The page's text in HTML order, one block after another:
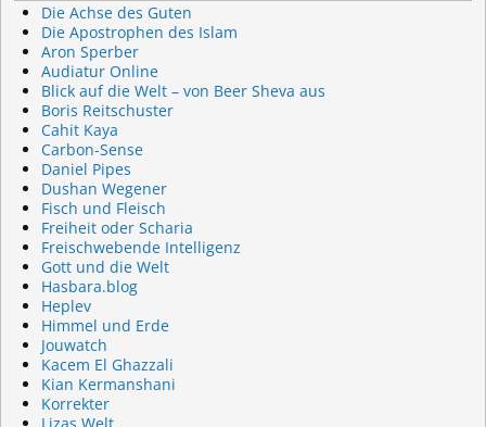
Die Achse des Guten
Die Apostrophen des Islam
Aron Sperber
Audiatur Online
Blick auf die Welt – von Beer Sheva aus
Boris Reitschuster
Cahit Kaya
Carbon-Sense
Daniel Pipes
Dushan Wegener
Fisch und Fleisch
Freiheit oder Scharia
Freischwebende Intelligenz
Gott und die Welt
Hasbara.blog
Heplev
Himmel und Erde
Jouwatch
Kacem El Ghazzali
Kian Kermanshani
Korrekter